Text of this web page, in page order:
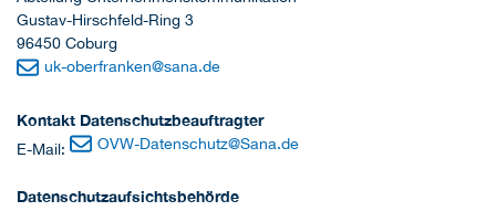
Gustav-Hirschfeld-Ring 3
96450 Coburg
uk-oberfranken@sana.de
Kontakt Datenschutzbeauftragter
E-Mail: OVW-Datenschutz@Sana.de
Datenschutzaufsichtsbehörde